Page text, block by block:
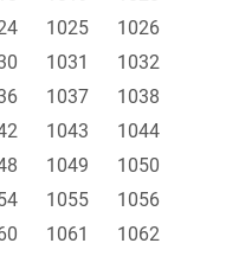
1025
1026
1031
1032
1037
1038
1043
1044
1049
1050
1055
1056
1061
1062